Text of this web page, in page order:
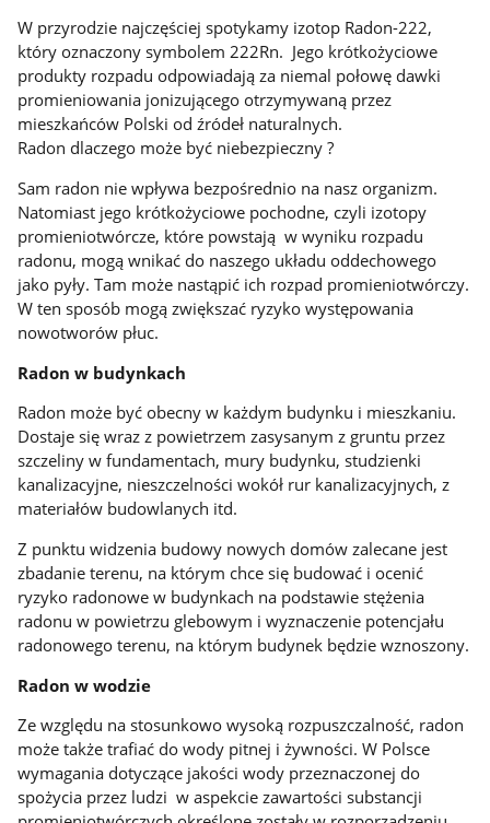
W przyrodzie najczęściej spotykamy izotop Radon-222,
który oznaczony symbolem 222Rn. Jego krótkożyciowe
produkty rozpadu odpowiadają za niemal połowę dawki
promieniowania jonizującego otrzymywaną przez
mieszkańców Polski od źródeł naturalnych.
Radon dlaczego może być niebezpieczny ?
Sam radon nie wpływa bezpośrednio na nasz organizm.
Natomiast jego krótkożyciowe pochodne, czyli izotopy
promieniotwórcze, które powstają w wyniku rozpadu
radonu, mogą wnikać do naszego układu oddechowego
jako pyły. Tam może nastąpić ich rozpad promieniotwórczy.
W ten sposób mogą zwiększać ryzyko występowania
nowotworów płuc.
Radon w budynkach
Radon może być obecny w każdym budynku i mieszkaniu.
Dostaje się wraz z powietrzem zasysanym z gruntu przez
szczeliny w fundamentach, mury budynku, studzienki
kanalizacyjne, nieszczelności wokół rur kanalizacyjnych, z
materiałów budowlanych itd.
Z punktu widzenia budowy nowych domów zalecane jest
zbadanie terenu, na którym chce się budować i ocenić
ryzyko radonowe w budynkach na podstawie stężenia
radonu w powietrzu glebowym i wyznaczenie potencjału
radonowego terenu, na którym budynek będzie wznoszony.
Radon w wodzie
Ze względu na stosunkowo wysoką rozpuszczalność, radon
może także trafiać do wody pitnej i żywności. W Polsce
wymagania dotyczące jakości wody przeznaczonej do
spożycia przez ludzi w aspekcie zawartości substancji